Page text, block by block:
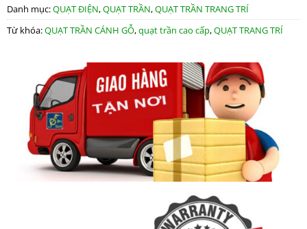
Danh mục:QUẠT ĐIỆN,QUẠT TRẦN,QUẠT TRẦN TRANG TRÍ
Từ khóa:QUẠT TRẦN CÁNH GỖ,quạt trần cao cấp,QUẠT TRANG TRÍ